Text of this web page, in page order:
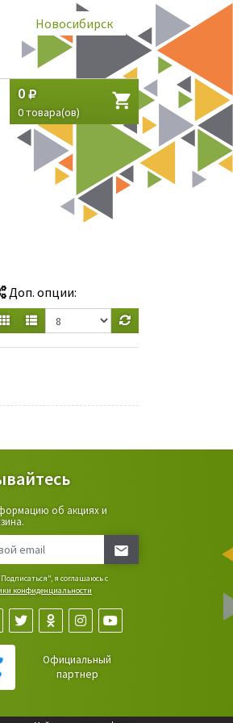
Новосибирск
0
0товара(ов)
Доп. опции:
об акциях и
я соглашаюсь с
конфиденциальности
Официальный
партнер